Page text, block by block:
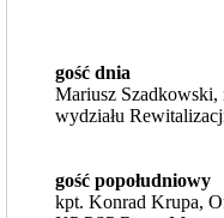
gość dnia
Mariusz Szadkowski,
wydziału
gość popołudniowy
kpt. Konrad Krupa,